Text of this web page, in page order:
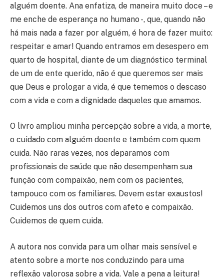
alguém doente. Ana enfatiza, de maneira muito doce – e
me enche de esperança no humano -, que, quando não
há mais nada a fazer por alguém, é hora de fazer muito:
respeitar e amar! Quando entramos em desespero em
quarto de hospital, diante de um diagnóstico terminal
de um de ente querido, não é que queremos ser mais
que Deus e prologar a vida, é que tememos o descaso
com a vida e com a dignidade daqueles que amamos.
O livro ampliou minha percepção sobre a vida, a morte,
o cuidado com alguém doente e também com quem
cuida. Não raras vezes, nos deparamos com
profissionais de saúde que não desempenham sua
função com compaixão, nem com os pacientes,
tampouco com os familiares. Devem estar exaustos!
Cuidemos uns dos outros com afeto e compaixão.
Cuidemos de quem cuida.
A autora nos convida para um olhar mais sensível e
atento sobre a morte nos conduzindo para uma
reflexão valorosa sobre a vida. Vale a pena a leitura!